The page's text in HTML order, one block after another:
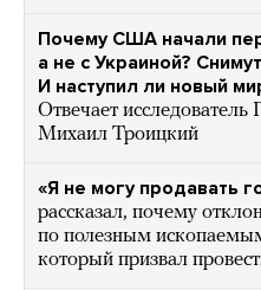
Почему США начали
а не с Украиной?
И наступил ли новый
Отвечает исследователь
Михаил Троицкий
«Я не могу продавать
рассказал, почему
по полезным
который призвал